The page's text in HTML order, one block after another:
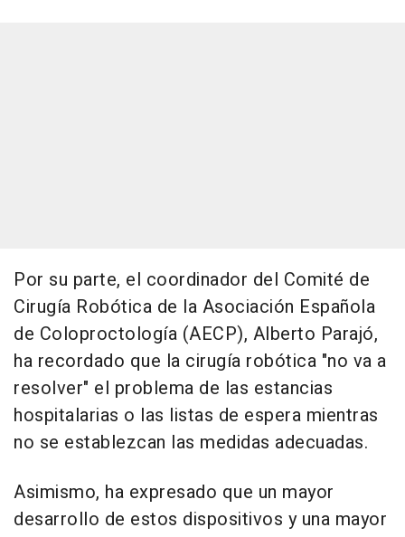
Por su parte, el coordinador del Comité de
Cirugía Robótica de la Asociación Española
de Coloproctología (AECP), Alberto Parajó,
ha recordado que la cirugía robótica "no va a
resolver" el problema de las estancias
hospitalarias o las listas de espera mientras
no se establezcan las medidas adecuadas.
Asimismo, ha expresado que un mayor
desarrollo de estos dispositivos y una mayor